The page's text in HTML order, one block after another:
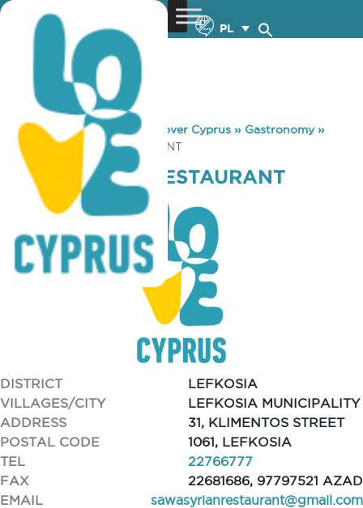
PL
You are here: Home »Discover Cyprus » Gastronomy»
SAWA SYRIAN RESTAURANT
SAWA SYRIAN RESTAURANT
DISTRICT
LEFKOSIA
VILLAGES/CITY
LEFKOSIA MUNICIPALITY
ADDRESS
31, KLIMENTOS STREET
POSTAL CODE
1061, LEFKOSIA
TEL
22766777
FAX
22681686, 97797521 AZAD
EMAIL
sawasyrianrestaurant@gmail.com